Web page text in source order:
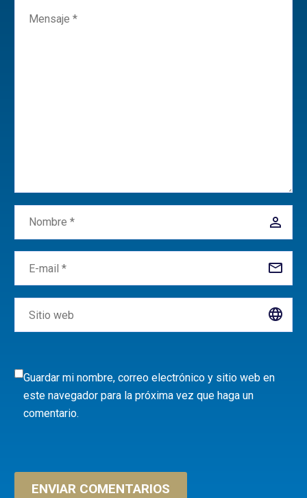
Guardar mi nombre, correo electrónico y sitio web en
este navegador para la próxima vez que haga un
comentario.
ENVIAR COMENTARIOS